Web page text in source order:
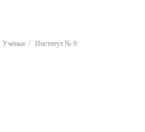
Учёные Институт № 9